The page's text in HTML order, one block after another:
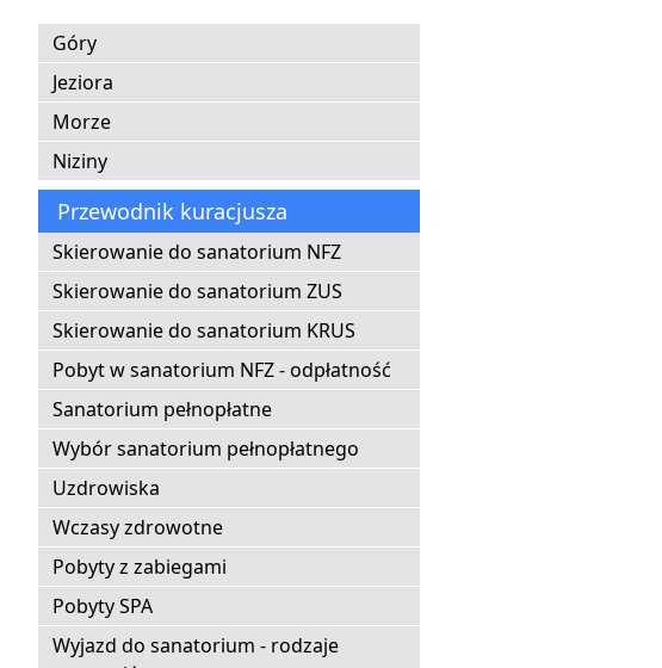
Góry
Jeziora
Morze
Niziny
Przewodnik kuracjusza
Skierowanie do sanatorium NFZ
Skierowanie do sanatorium ZUS
Skierowanie do sanatorium KRUS
Pobyt w sanatorium NFZ - odpłatność
Sanatorium pełnopłatne
Wybór sanatorium pełnopłatnego
Uzdrowiska
Wczasy zdrowotne
Pobyty z zabiegami
Pobyty SPA
Wyjazd do sanatorium - rodzaje